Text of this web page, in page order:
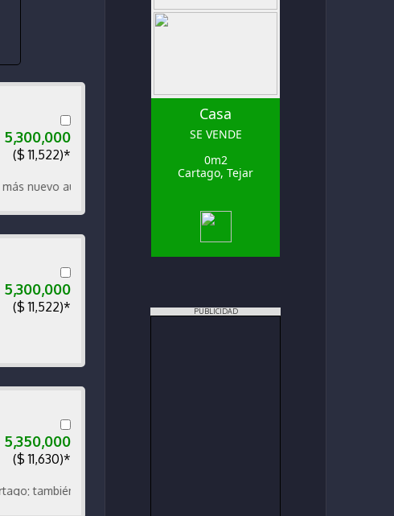
5,300,000
($ 11,522)*
automático y doy vuelto
5,300,000
($ 11,522)*
5,350,000
($ 11,630)*
en el Ministerio de Seguridad Pública en San José
Casa
SE VENDE
0m2
Cartago, Tejar
PUBLICIDAD